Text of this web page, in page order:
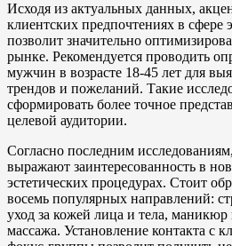
Исходя из актуальных данных,
клиентских предпочтениях в сфере
позволит значительно
рынке. Рекомендуется проводить
мужчин в возрасте 18-45 лет для
трендов и пожеланий. Такие
сформировать более точное
целевой аудитории.
Согласно последним
выражают заинтересованность в
эстетических процедурах. Стоит
восемь популярных направлений:
уход за кожей лица и тела,
массажа. Установление контакта с